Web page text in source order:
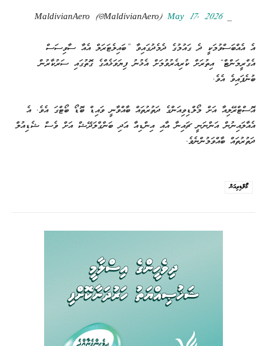
— MaldivianAero (@MaldivianAero)
May 17, 2026
އެ އެއްބަސްވުމަކީ ދެ ގައުމުގެ ދެމެދުގައިވާ ”ބައިލެޓަރަލް އެއާ ސާވިސަސް
އެގްރީމަންޓް“ އިތުރަށް ކުރިއެރުވުމަށް އެޅުނު ފިޔަވަޅެއްގެ ގޮތުގައި ސަރުކާރުން
ބުނެފައިވެ އެވެ.
އޮސްޓްރޭލިއާ އަށް މޯލްޑިވިއަންގެ ދަތުރުތައް ބާއްވާނީ ވައިޑް ބޮޑޯ ބޯޓްގަ އެވެ. އެ
އެއާލައިނުން އަންނަނީ ޗައިނާ އާއި އިންޑިއާ އަދި ބަންގްލަދޭޝް އަށް ވެސް ޝެޑިއުލް
ދަތުރުތައް ބާއްވަމުންނެވެ.
މޯލްޑިވިއަން